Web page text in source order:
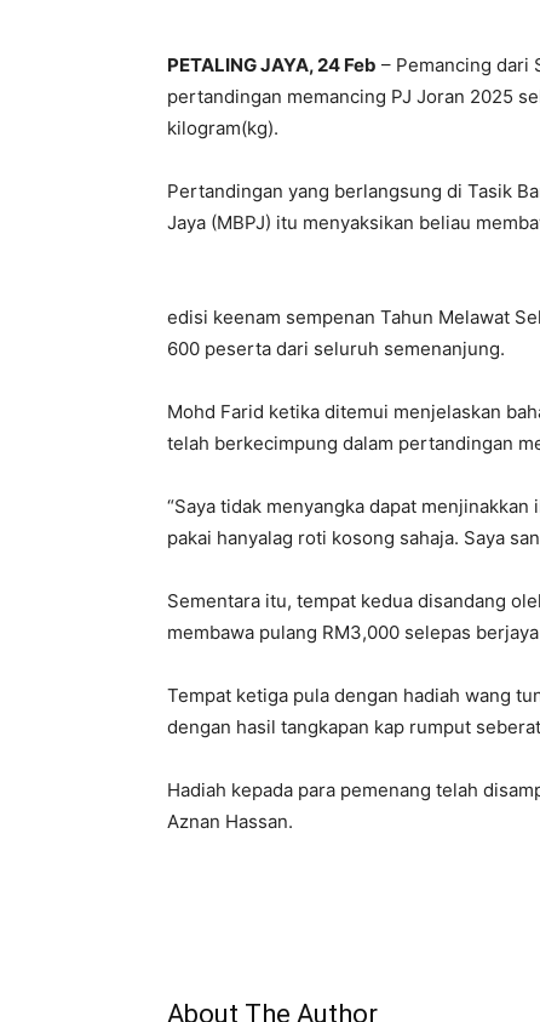
PETALING JAYA, 24 Feb – Pemancing dari
pertandingan memancing PJ Joran 2025
kilogram(kg).
Pertandingan yang berlangsung di Tasik
Jaya (MBPJ) itu menyaksikan beliau
edisi keenam sempenan Tahun Melawat
600 peserta dari seluruh semenanjung.
Mohd Farid ketika ditemui menjelaskan
telah berkecimpung dalam pertandingan
“Saya tidak menyangka dapat
pakai hanyalag roti kosong sahaja. Saya
Sementara itu, tempat kedua disandang
membawa pulang RM3,000 selepas
Tempat ketiga pula dengan hadiah wang
dengan hasil tangkapan kap rumput
Hadiah kepada para pemenang telah
Aznan Hassan.
About The Author